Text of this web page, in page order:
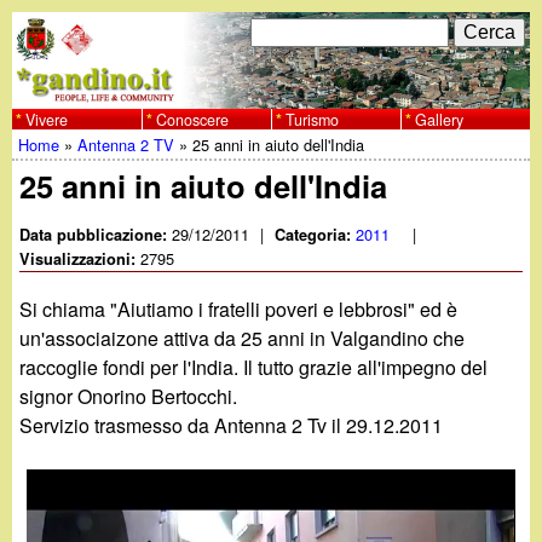
al
contenuto
principale
w
w
w
.
g
a
n
F
o
r
m
d
i
r
i
c
e
r
C
e
r
c
a
Vivere Conoscere Turismo Gallery
Tu
sei
qui
Home »Antenna 2 TV »25 anni in aiuto dell'India
25 anni in aiuto dell'India
Data pubblicazione:29/12/2011 | Categoria:2011 |
Visualizzazioni:2795
Si chiama "Aiutiamo i fratelli poveri e lebbrosi" ed è
un'associaizone attiva da 25 anni in Valgandino che
raccoglie fondi per l'India. Il tutto grazie all'impegno del
signor Onorino Bertocchi.
Servizio trasmesso da Antenna 2 Tv il 29.12.2011